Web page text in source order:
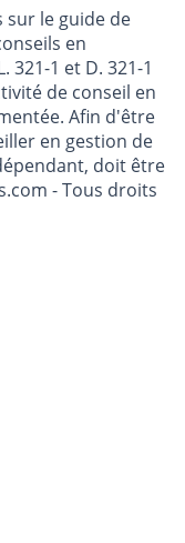
sur le guide de
en
321-1 et D. 321-1
de conseil en
Afin d'être
en gestion de
doit être